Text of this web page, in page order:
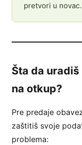
pretvori u novac.
Šta da uradiš
na otkup?
Pre predaje
zaštitiš svoje
problema: